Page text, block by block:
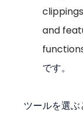
and
です。
ツールを選